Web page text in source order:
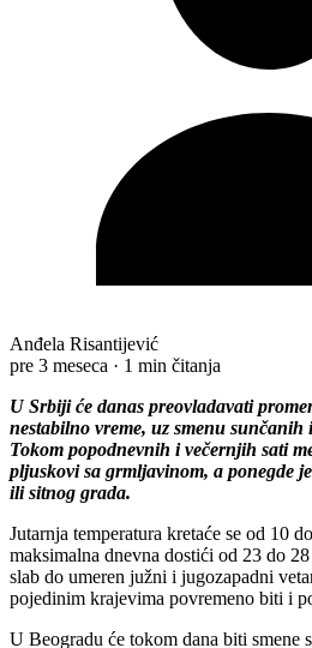
Anđela Risantijević
pre 3 meseca · 1 min čitanja
U Srbiji će danas preovladavati
nestabilno vreme, uz smenu sunčanih
Tokom popodnevnih i večernjih sati
pljuskovi sa grmljavinom, a ponegde
ili sitnog grada.
Jutarnja temperatura kretaće se od 10
maksimalna dnevna dostići od 23 do
slab do umeren južni i jugozapadni
pojedinim krajevima povremeno biti i
U Beogradu će tokom dana biti smene